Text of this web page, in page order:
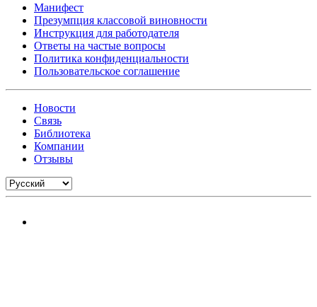
Манифест
Презумпция классовой виновности
Инструкция для работодателя
Ответы на частые вопросы
Политика конфиденциальности
Пользовательское соглашение
Новости
Связь
Библиотека
Компании
Отзывы